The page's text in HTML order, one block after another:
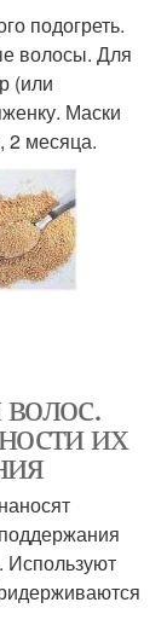
подогреть.
волосы. Для
(или
Маски
2 месяца.
их
Используют